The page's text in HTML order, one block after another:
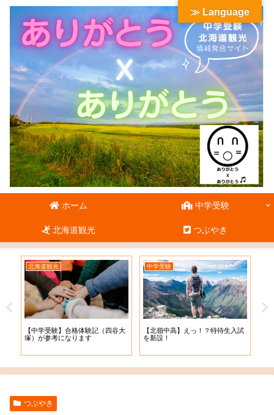
ホーム 中学受験
北海道観光 つぶやき
北海道観光
【中学受験】合格体験記（四谷大
塚）が参考になります
中学受験
【北嶺中高】えっ！？特待生入試
を新設！
つぶやき
≫ Language